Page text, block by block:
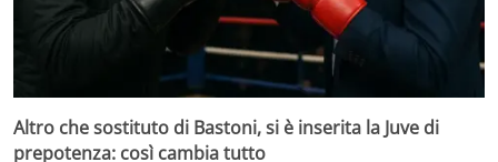
Altro che sostituto di Bastoni, si è inserita la Juve di
prepotenza: così cambia tutto